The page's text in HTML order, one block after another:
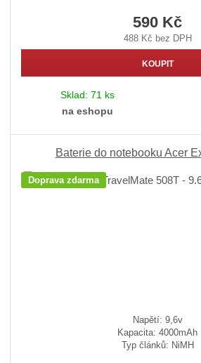
590 Kč
488 Kč bez DPH
KOUPIT
Sklad: 71 ks
na eshopu
Baterie do notebooku Acer
Doprava zdarma
Napětí: 9,6v
Kapacita: 4000mAh
Typ článků: NiMH